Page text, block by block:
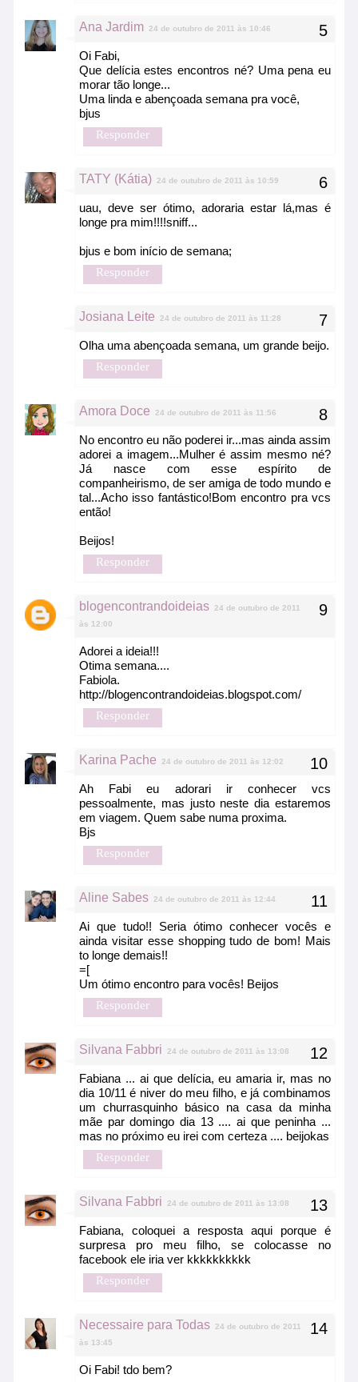
Ana Jardim 24 de outubro de 2011 às 10:46
Oi Fabi,
Que delícia estes encontros né? Uma pena eu
morar tão longe...
Uma linda e abençoada semana pra você,
bjus
Responder
TATY (Kátia) 24 de outubro de 2011 às 10:59
uau, deve ser ótimo, adoraria estar lá,mas é
longe pra mim!!!!sniff...
bjus e bom início de semana;
Responder
Josiana Leite 24 de outubro de 2011 às 11:28
Olha uma abençoada semana, um grande beijo.
Responder
Amora Doce 24 de outubro de 2011 às 11:56
No encontro eu não poderei ir...mas ainda assim
adorei a imagem...Mulher é assim mesmo né?
Já nasce com esse espírito de
companheirismo, de ser amiga de todo mundo e
tal...Acho isso fantástico!Bom encontro pra vcs
então!
Beijos!
Responder
blogencontrandoideias
24 de outubro de 2011
às 12:00
Adorei a ideia!!!
Otima semana....
Fabiola.
http://blogencontrandoideias.blogspot.com/
Responder
Karina Pache 24 de outubro de 2011 às 12:02
Ah Fabi eu adorari ir conhecer vcs
pessoalmente, mas justo neste dia estaremos
em viagem. Quem sabe numa proxima.
Bjs
Responder
Aline Sabes 24 de outubro de 2011 às 12:44
Ai que tudo!! Seria ótimo conhecer vocês e
ainda visitar esse shopping tudo de bom! Mais
to longe demais!!
=[
Um ótimo encontro para vocês! Beijos
Responder
Silvana Fabbri 24 de outubro de 2011 às 13:08
Fabiana ... ai que delícia, eu amaria ir, mas no
dia 10/11 é niver do meu filho, e já combinamos
um churrasquinho básico na casa da minha
mãe par domingo dia 13 .... ai que peninha ...
mas no próximo eu irei com certeza .... beijokas
Responder
Silvana Fabbri 24 de outubro de 2011 às 13:08
Fabiana, coloquei a resposta aqui porque é
surpresa pro meu filho, se colocasse no
facebook ele iria ver kkkkkkkkkk
Responder
Necessaire para Todas
24 de outubro de 2011
às 13:45
Oi Fabi! tdo bem?